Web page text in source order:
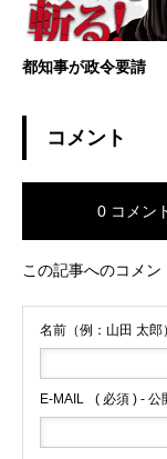
都知事が政令要請
コメント
0 コメン
この記事へのコメン
名前（例：山田 太郎）
E-MAIL ( 必須 ) - 公